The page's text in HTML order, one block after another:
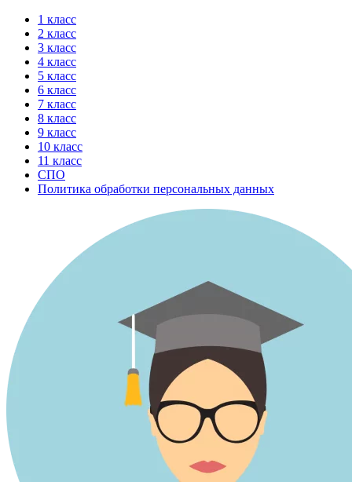
Перейти
содержимому
1 класс
2 класс
3 класс
4 класс
5 класс
6 класс
7 класс
8 класс
9 класс
10 класс
11 класс
СПО
Политика обработки персональных данных